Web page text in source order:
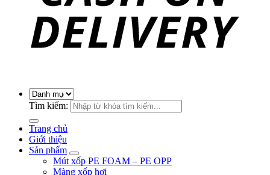
Tìm kiếm:
Trang chủ
Giới thiệu
Sản phẩm
Mút xốp PE FOAM – PE OPP
Màng xốp hơi